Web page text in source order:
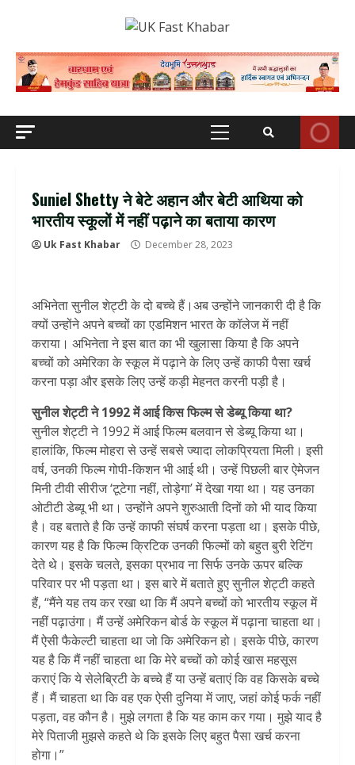
Primary
Suniel Shetty ने बेटे अहान और बेटी आथिया को
भारतीय स्कूलों में नहीं पढ़ाने का बताया कारण
Uk Fast Khabar December 28, 2023
अभिनेता सुनील शेट्टी के दो बच्चे हैं।अब उन्होंने जानकारी दी है कि
क्यों उन्होंने अपने बच्चों का एडमिशन भारत के कॉलेज में नहीं
कराया। अभिनेता ने इस बात का भी खुलासा किया है कि अपने
बच्चों को अमेरिका के स्कूल में पढ़ाने के लिए उन्हें काफी पैसा खर्च
करना पड़ा और इसके लिए उन्हें कड़ी मेहनत करनी पड़ी है।
सुनील शेट्टी ने 1992 में आई किस फिल्म से डेब्यू किया था?
सुनील शेट्टी ने 1992 में आई फिल्म बलवान से डेब्यू किया था।
हालांकि, फिल्म मोहरा से उन्हें सबसे ज्यादा लोकप्रियता मिली। इसी
वर्ष, उनकी फिल्म गोपी-किशन भी आई थी। उन्हें पिछली बार ऐमेजन
मिनी टीवी सीरीज ‘टूटेगा नहीं, तोड़ेगा’ में देखा गया था। यह उनका
ओटीटी डेब्यू भी था। उन्होंने अपने शुरुआती दिनों को भी याद किया
है। वह बताते है कि उन्हें काफी संघर्ष करना पड़ता था। इसके पीछे,
कारण यह है कि फिल्म क्रिटिक उनकी फिल्मों को बहुत बुरी रेटिंग
देते थे। इसके चलते, इसका प्रभाव ना सिर्फ उनके ऊपर बल्कि
परिवार पर भी पड़ता था। इस बारे में बताते हुए सुनील शेट्टी कहते
हैं, “मैंने यह तय कर रखा था कि मैं अपने बच्चों को भारतीय स्कूल में
नहीं पढ़ाउंगा। मैं उन्हें अमेरिकन बोर्ड के स्कूल में पढ़ाना चाहता था।
मैं ऐसी फैकेल्टी चाहता था जो कि अमेरिकन हो। इसके पीछे, कारण
यह है कि मैं नहीं चाहता था कि मेरे बच्चों को कोई खास महसूस
कराएं कि ये सेलेब्रिटी के बच्चे हैं या उन्हें बताएं कि वह किसके बच्चे
हैं। मैं चाहता था कि वह एक ऐसी दुनिया में जाए, जहां कोई फर्क नहीं
पड़ता, वह कौन है। मुझे लगता है कि यह काम कर गया। मुझे याद है
मेरे पिताजी मुझसे कहते थे कि इसके लिए बहुत पैसा खर्च करना
होगा।”